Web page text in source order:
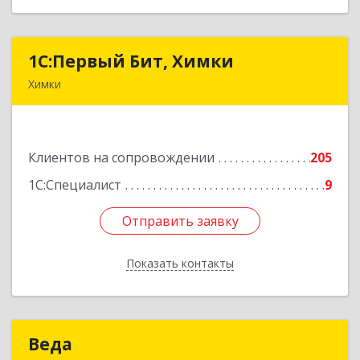
1С:Первый Бит, Химки
Химки
Клиентов на сопровождении
205
1С:Специалист
9
Отправить заявку
Показать контакты
1С:Первый Бит, Химки
Подробнее
Отправить заявку
Назад
Веда